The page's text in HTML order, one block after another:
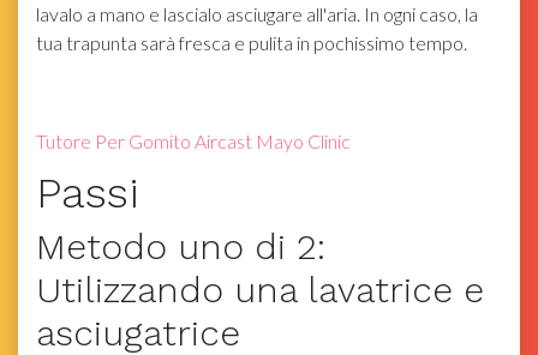
lavalo a mano e lascialo asciugare all'aria. In ogni caso, la
tua trapunta sarà fresca e pulita in pochissimo tempo.
Tutore Per Gomito Aircast Mayo Clinic
Passi
Metodo uno di 2:
Utilizzando una lavatrice e
asciugatrice